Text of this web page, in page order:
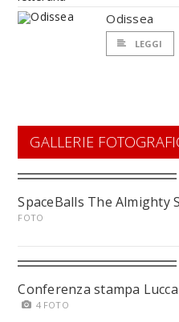
Odissea
LEGGI
GALLERIE
SpaceBalls The Almighty
FOTO
Conferenza stampa
4 FOTO